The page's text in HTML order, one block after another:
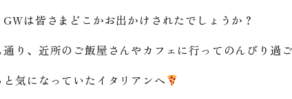
GWは皆さまどこかお出かけされたでしょうか？
り、近所のご飯屋さんやカフェに行ってのんびり過
と気になっていたイタリアンへ